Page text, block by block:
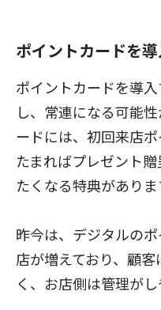
ポイントカードを
ポイントカードを導
し、常連になる可能
ードには、初回来店
たまればプレゼント
たくなる特典がありま
昨今は、デジタルの
店が増えており、顧
く、お店側は管理が